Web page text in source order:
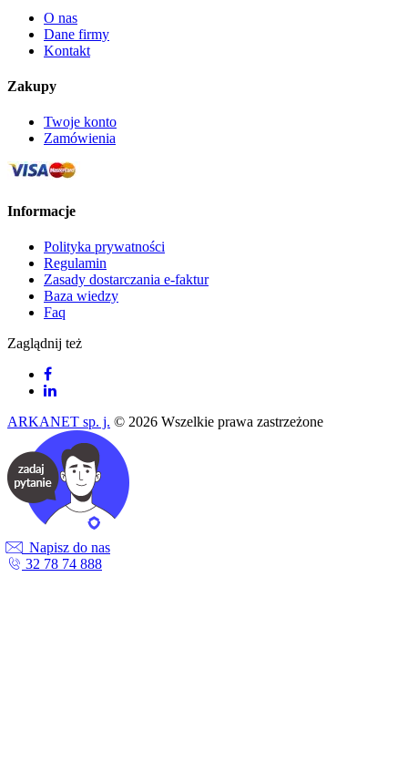
O nas
Dane firmy
Kontakt
Zakupy
Twoje konto
Zamówienia
Informacje
Polityka prywatności
Regulamin
Zasady dostarczania e-faktur
Baza wiedzy
Faq
Zaglądnij też
ARKANET sp. j. © 2026 Wszelkie prawa zastrzeżone
Napisz do nas
32 78 74 888